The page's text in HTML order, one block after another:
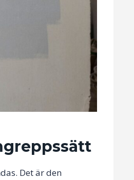
Det är den